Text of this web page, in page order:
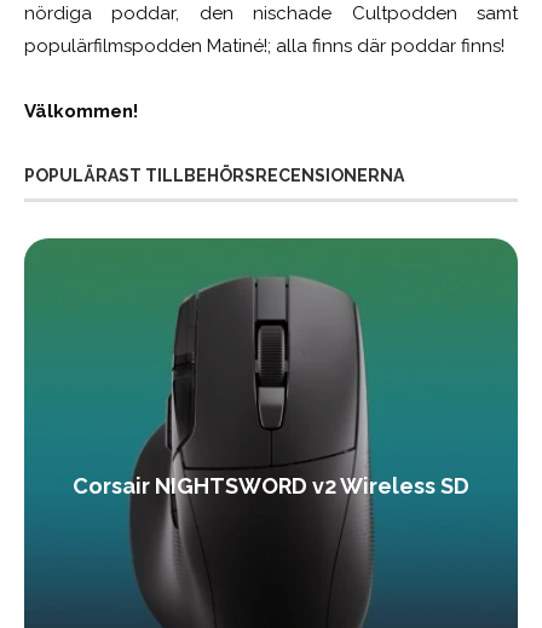
nördiga poddar, den nischade Cultpodden samt
populärfilmspodden Matiné!; alla finns där poddar finns!
Välkommen!
POPULÄRAST TILLBEHÖRSRECENSIONERNA
Corsair NIGHTSWORD v2 Wireless SD